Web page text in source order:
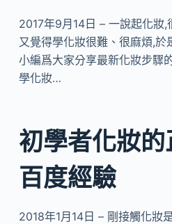
2017年9月14日 – 一說起化妝,
又覺得學化妝很難、很麻煩,於
小編爲大家分享最新化妝步驟
學化妝…
初學者化妝
百度經驗
2018年1月14日 – 剛接觸化妝